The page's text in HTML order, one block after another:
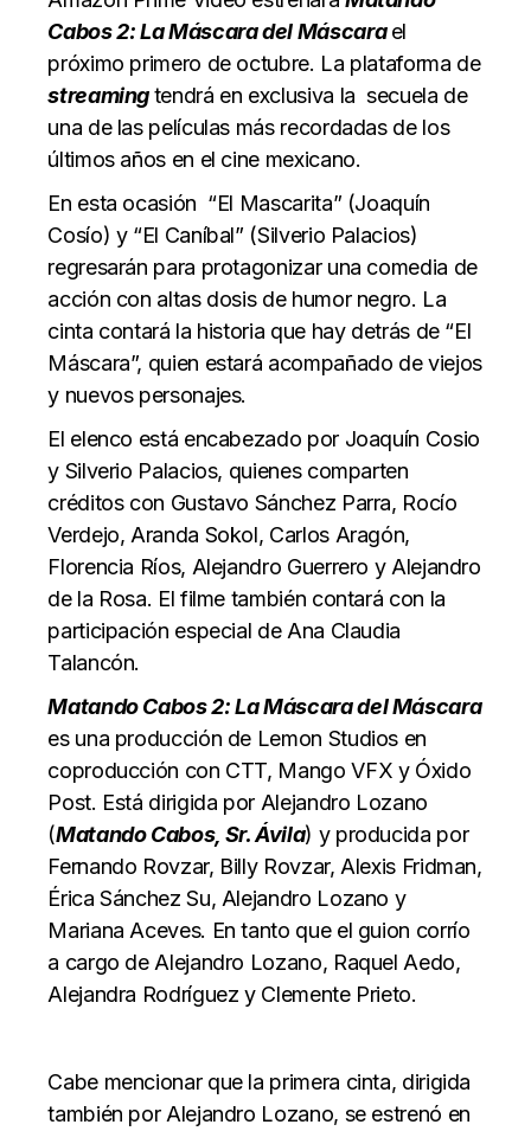
Cabos 2: La Máscara del Máscarael
próximo primero de octubre. La plataforma de
streamingtendrá en exclusiva la secuela de
una de las películas más recordadas de los
últimos años en el cine mexicano.
En esta ocasión “El Mascarita” (Joaquín
Cosío) y “El Caníbal” (Silverio Palacios)
regresarán para protagonizar una comedia de
acción con altas dosis de humor negro. La
cinta contará la historia que hay detrás de “El
Máscara”, quien estará acompañado de viejos
y nuevos personajes.
El elenco está encabezado por Joaquín Cosio
y Silverio Palacios, quienes comparten
créditos con Gustavo Sánchez Parra, Rocío
Verdejo, Aranda Sokol, Carlos Aragón,
Florencia Ríos, Alejandro Guerrero y Alejandro
de la Rosa. El filme también contará con la
participación especial de Ana Claudia
Talancón.
Matando Cabos 2: La Máscara del Máscara
es una producción de Lemon Studios en
coproducción con CTT, Mango VFX y Óxido
Post. Está dirigida por Alejandro Lozano
(Matando Cabos, Sr. Ávila) y producida por
Fernando Rovzar, Billy Rovzar, Alexis Fridman,
Érica Sánchez Su, Alejandro Lozano y
Mariana Aceves. En tanto que el guion corrío
a cargo de Alejandro Lozano, Raquel Aedo,
Alejandra Rodríguez y Clemente Prieto.
Cabe mencionar que la primera cinta, dirigida
también por Alejandro Lozano, se estrenó en